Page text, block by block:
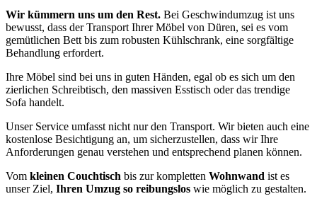
Wir kümmern uns um den Rest. Bei Geschwindumzug ist uns
bewusst, dass der Transport Ihrer Möbel von Düren, sei es vom
gemütlichen Bett bis zum robusten Kühlschrank, eine sorgfältige
Behandlung erfordert.
Ihre Möbel sind bei uns in guten Händen, egal ob es sich um den
zierlichen Schreibtisch, den massiven Esstisch oder das trendige
Sofa handelt.
Unser Service umfasst nicht nur den Transport. Wir bieten auch eine
kostenlose Besichtigung an, um sicherzustellen, dass wir Ihre
Anforderungen genau verstehen und entsprechend planen können.
Vom kleinen Couchtisch bis zur kompletten Wohnwand ist es
unser Ziel, Ihren Umzug so reibungslos wie möglich zu gestalten.